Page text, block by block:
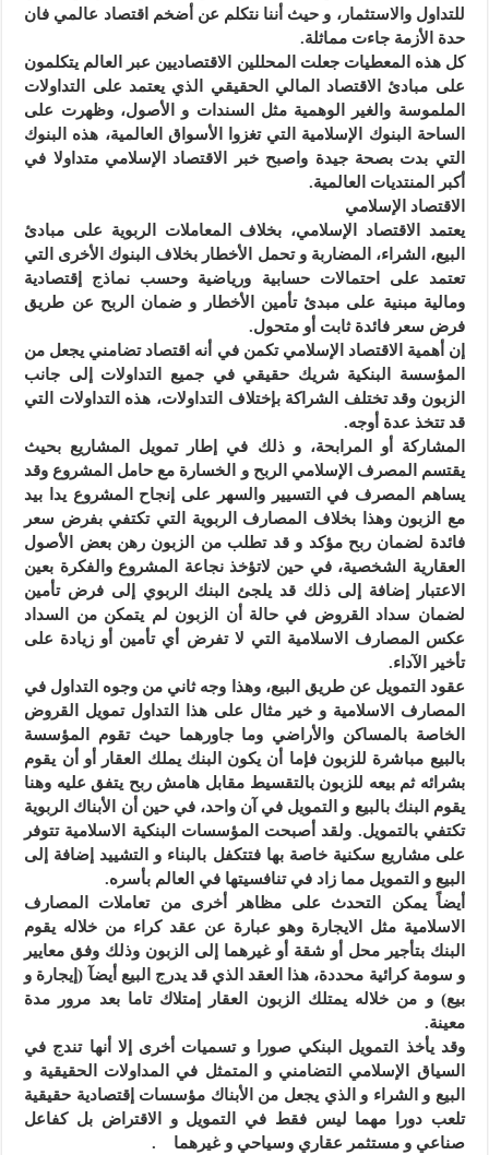
للتداول والاستثمار، و حيث أننا نتكلم عن أضخم اقتصاد عالمي فان
حدة الأزمة جاءت مماثلة.
كل هذه المعطيات جعلت المحللين الاقتصاديين عبر العالم يتكلمون
على مبادئ الاقتصاد المالي الحقيقي الذي يعتمد على التداولات
الملموسة والغير الوهمية مثل السندات و الأصول، وظهرت على
الساحة البنوك الإسلامية التي تغزوا الأسواق العالمية، هذه البنوك
التي بدت بصحة جيدة واصبح خبر الاقتصاد الإسلامي متداولا في
أكبر المنتديات العالمية.
الاقتصاد الإسلامي
يعتمد الاقتصاد الإسلامي، بخلاف المعاملات الربوية على مبادئ
البيع، الشراء، المضاربة و تحمل الأخطار بخلاف البنوك الأخرى التي
تعتمد على احتمالات حسابية ورياضية وحسب نماذج إقتصادية
ومالية مبنية على مبدئ تأمين الأخطار و ضمان الربح عن طريق
فرض سعر فائدة ثابت أو متحول.
إن أهمية الاقتصاد الإسلامي تكمن في أنه اقتصاد تضامني يجعل من
المؤسسة البنكية شريك حقيقي في جميع التداولات إلى جانب
الزبون وقد تختلف الشراكة بإختلاف التداولات، هذه التداولات التي
قد تتخذ عدة أوجه.
المشاركة أو المرابحة، و ذلك في إطار تمويل المشاريع بحيث
يقتسم المصرف الإسلامي الربح و الخسارة مع حامل المشروع وقد
يساهم المصرف في التسيير والسهر على إنجاح المشروع يدا بيد
مع الزبون وهذا بخلاف المصارف الربوية التي تكتفي بفرض سعر
فائدة لضمان ربح مؤكد و قد تطلب من الزبون رهن بعض الأصول
العقارية الشخصية، في حين لاتؤخذ نجاعة المشروع والفكرة بعين
الاعتبار إضافة إلى ذلك قد يلجئ البنك الربوي إلى فرض تأمين
لضمان سداد القروض في حالة أن الزبون لم يتمكن من السداد
عكس المصارف الاسلامية التي لا تفرض أي تأمين أو زيادة على
تأخير الآداء.
عقود التمويل عن طريق البيع، وهذا وجه ثاني من وجوه التداول في
المصارف الاسلامية و خير مثال على هذا التداول تمويل القروض
الخاصة بالمساكن والأراضي وما جاورهما حيث تقوم المؤسسة
بالبيع مباشرة للزبون فإما أن يكون البنك يملك العقار أو أن يقوم
بشرائه ثم بيعه للزبون بالتقسيط مقابل هامش ربح يتفق عليه وهنا
يقوم البنك بالبيع و التمويل في آن واحد، في حين أن الأبناك الربوية
تكتفي بالتمويل. ولقد أصبحت المؤسسات البنكية الاسلامية تتوفر
على مشاريع سكنية خاصة بها فتتكفل بالبناء و التشييد إضافة إلى
البيع و التمويل مما زاد في تنافسيتها في العالم بأسره.
أيضاً يمكن التحدث على مظاهر أخرى من تعاملات المصارف
الاسلامية مثل الايجارة وهو عبارة عن عقد كراء من خلاله يقوم
البنك بتأجير محل أو شقة أو غيرهما إلى الزبون وذلك وفق معايير
و سومة كرائية محددة، هذا العقد الذي قد يدرج البيع أيضآ (إيجارة و
بيع) و من خلاله يمتلك الزبون العقار إمتلاك تاما بعد مرور مدة
معينة.
وقد يأخذ التمويل البنكي صورا و تسميات أخرى إلا أنها تندج في
السياق الإسلامي التضامني و المتمثل في المداولات الحقيقية و
البيع و الشراء و الذي يجعل من الأبناك مؤسسات إقتصادية حقيقية
تلعب دورا مهما ليس فقط في التمويل و الاقتراض بل كفاعل
صناعي و مستثمر عقاري وسياحي و غيرهما .